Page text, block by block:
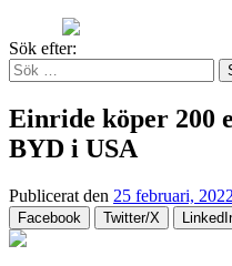
Sök efter:
Einride köper 200
BYD i USA
Publicerat den 25 februari, 2022
Facebook Twitter/X